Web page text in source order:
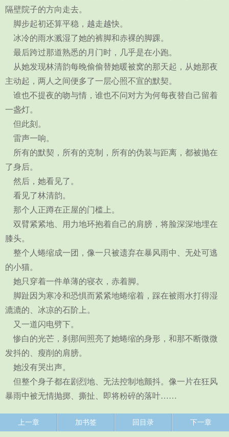
隔壁院子的方向走去。
脚步起初还算平稳，越走越快。
冰冷的雨水溅湿了她的裤脚和赤裸的脚踝。
最后跨过那道熟悉的月门时，几乎是在小跑。
从她发现林清韵每晚偷偷替她暖被窝的那天起，从她那夜
主动起，两人之间便多了一层心照不宣的默契。
谁也不提夜的吻与情，谁也不问对方为何每夜替自己留着
一盏灯。
但此刻。
雷声一响。
所有的默契，所有的克制，所有的伪装与距离，都被抛在
了身后。
然后，她看见了。
看见了林清韵。
那个人正蹲在正屋的门槛上。
双臂紧紧地、用力地环抱着自己的肩膀，将脸深深地埋在
膝头。
整个人蜷缩成一团，像一只被遗弃在暴风雨中、无处可逃
的小猫。
她只穿着一件单薄的寝衣，赤着脚。
脚趾因为寒冷和恐惧而紧紧地蜷缩着，踩在被雨水打得湿
漉漉的、冰凉的石阶上。
又一道闪电劈下。
惨白的光芒，刹那间照亮了她蜷缩的身形，和那不断微微
发抖的、瘦削的肩膀。
她没有哭出声。
但整个身子都在剧烈地、无法控制地颤抖。像一片在狂风
暴雨中被无情抛掷、撕扯、即将粉碎的落叶……
上一章 加书签 回目录 下一章